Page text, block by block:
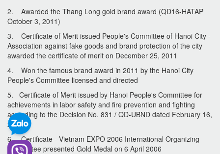
2. Awarded the Thang Long gold brand award (QD16-HATAP
October 3, 2011)
3. Certificate of Merit issued People's Committee of Hanoi City -
Association against fake goods and brand protection of the city
awarded the certificate of merit on December 25, 2011
4. Won the famous brand award in 2011 by the Hanoi City
People's Committee licensed and directed
5. Certificate of Merit issued by Hanoi People's Committee for
achievements in labor safety and fire prevention and fighting
according to the Decision No. 831 / QD-UBND dated February 16,
2012
6. Certificate - Vietnam EXPO 2006 International Organizing
Committee presented Gold Medal on 6 April 2006